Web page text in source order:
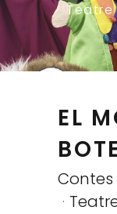
EL
Contes